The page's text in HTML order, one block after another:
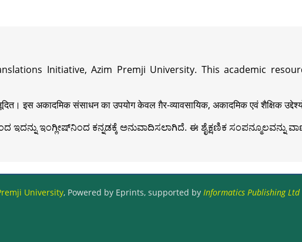
Initiative, Azim Premji University. This academic
इस अकादमिक संसाधन का उपयोग केवल ग़ैर-व्यावसायिक, अकादमिक एवं शैक्षिक
ಇಂಗ್ಲೀಷ್‍ನಿಂದ ಕನ್ನಡಕ್ಕೆ ಅನುವಾದಿಸಲಾಗಿದೆ. ಈ ಶೈಕ್ಷಣಿಕ ಸಂಪನ್ಮೂಲವನ್ನು
University, Powered by Eprints, supported by Informatics Publishing Ltd